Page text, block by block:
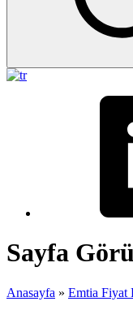
Sayfa
Anasayfa » Emtia Fiyat